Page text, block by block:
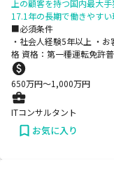
上の顧客を持つ国内最大
17.1年の長期で働きやす
■必須条件
・社会人経験5年以上 ・
格 資格：第一種運転免許
650万円〜1,000万円
ITコンサルタント
お気に入り